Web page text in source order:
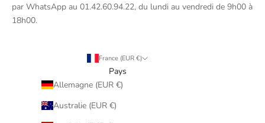
par WhatsApp au 01.42.60.94.22, du lundi au vendredi de 9h00 à
18h00.
France (EUR €)
Pays
Allemagne (EUR €)
Australie (EUR €)